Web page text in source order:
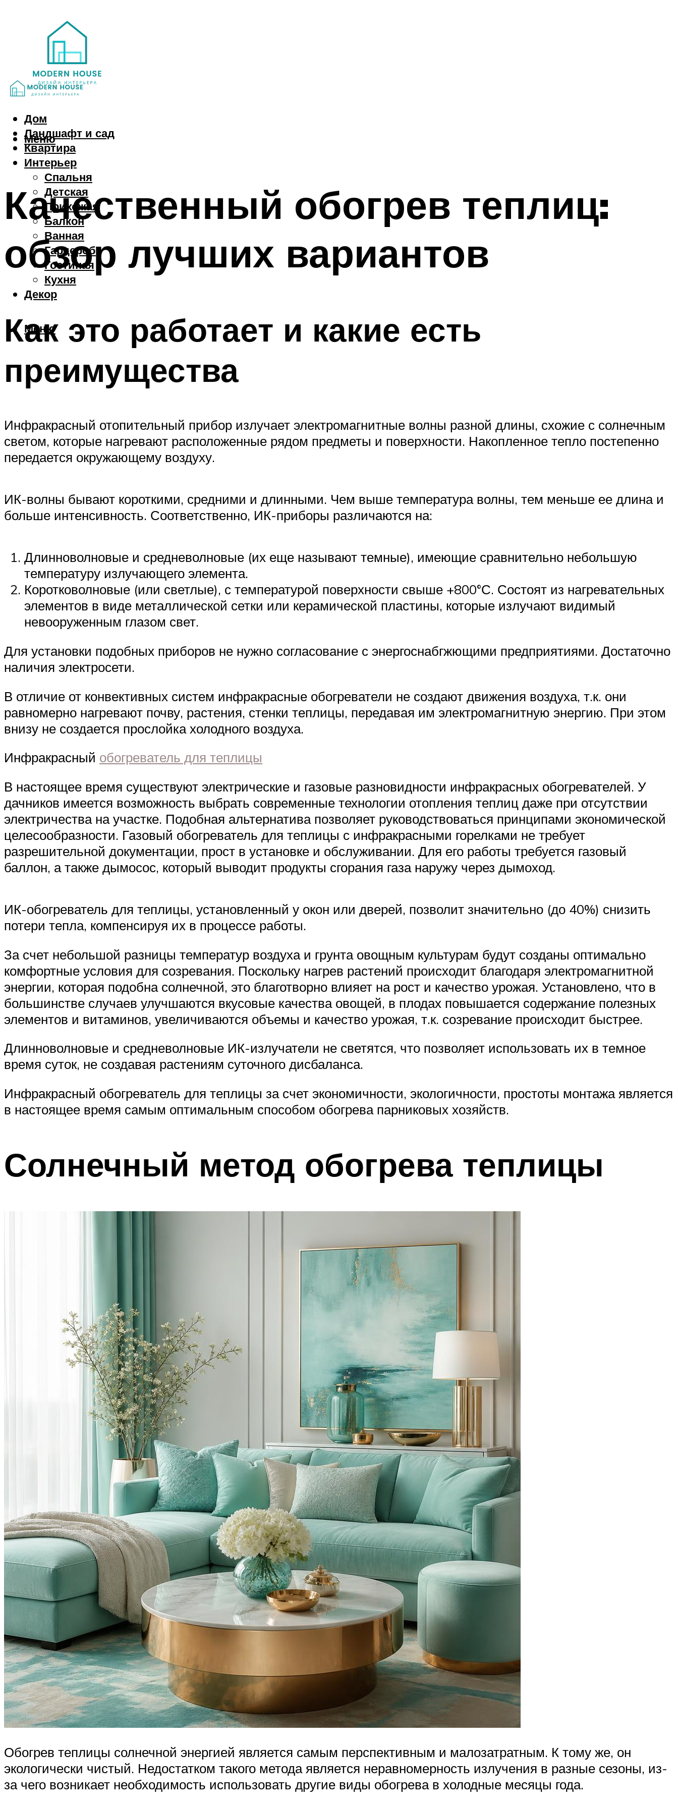
Дом
Ландшафт и сад
Квартира
Интерьер
Спальня
Детская
Прихожая
Балкон
Ванная
Гардероб
Гостиная
Кухня
Декор
Меню
Меню
Качественный обогрев теплиц:
обзор лучших вариантов
Как это работает и какие есть
преимущества
Инфракрасный отопительный прибор излучает электромагнитные волны разной длины, схожие с солнечным
светом, которые нагревают расположенные рядом предметы и поверхности. Накопленное тепло постепенно
передается окружающему воздуху.
ИК-волны бывают короткими, средними и длинными. Чем выше температура волны, тем меньше ее длина и
больше интенсивность. Соответственно, ИК-приборы различаются на:
Длинноволновые и средневолновые (их еще называют темные), имеющие сравнительно небольшую
температуру излучающего элемента.
Коротковолновые (или светлые), с температурой поверхности свыше +800°С. Состоят из нагревательных
элементов в виде металлической сетки или керамической пластины, которые излучают видимый
невооруженным глазом свет.
Для установки подобных приборов не нужно согласование с энергоснабгжющими предприятиями. Достаточно
наличия электросети.
В отличие от конвективных систем инфракрасные обогреватели не создают движения воздуха, т.к. они
равномерно нагревают почву, растения, стенки теплицы, передавая им электромагнитную энергию. При этом
внизу не создается прослойка холодного воздуха.
Инфракрасный обогреватель для теплицы
В настоящее время существуют электрические и газовые разновидности инфракрасных обогревателей. У
дачников имеется возможность выбрать современные технологии отопления теплиц даже при отсутствии
электричества на участке. Подобная альтернатива позволяет руководствоваться принципами экономической
целесообразности. Газовый обогреватель для теплицы с инфракрасными горелками не требует
разрешительной документации, прост в установке и обслуживании. Для его работы требуется газовый
баллон, а также дымосос, который выводит продукты сгорания газа наружу через дымоход.
ИК-обогреватель для теплицы, установленный у окон или дверей, позволит значительно (до 40%) снизить
потери тепла, компенсируя их в процессе работы.
За счет небольшой разницы температур воздуха и грунта овощным культурам будут созданы оптимально
комфортные условия для созревания. Поскольку нагрев растений происходит благодаря электромагнитной
энергии, которая подобна солнечной, это благотворно влияет на рост и качество урожая. Установлено, что в
большинстве случаев улучшаются вкусовые качества овощей, в плодах повышается содержание полезных
элементов и витаминов, увеличиваются объемы и качество урожая, т.к. созревание происходит быстрее.
Длинноволновые и средневолновые ИК-излучатели не светятся, что позволяет использовать их в темное
время суток, не создавая растениям суточного дисбаланса.
Инфракрасный обогреватель для теплицы за счет экономичности, экологичности, простоты монтажа является
в настоящее время самым оптимальным способом обогрева парниковых хозяйств.
Солнечный метод обогрева теплицы
Обогрев теплицы солнечной энергией является самым перспективным и малозатратным. К тому же, он
экологически чистый. Недостатком такого метода является неравномерность излучения в разные сезоны, из-
за чего возникает необходимость использовать другие виды обогрева в холодные месяцы года.